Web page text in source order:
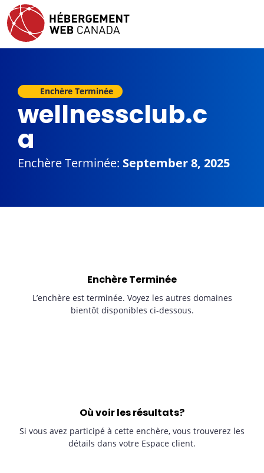
Enchère Terminée
wellnessclub.c
a
Enchère Terminée: September 8, 2025
Enchère Terminée
L’enchère est terminée. Voyez les autres domaines
bientôt disponibles ci-dessous.
Où voir les résultats?
Si vous avez participé à cette enchère, vous trouverez les
détails dans votre Espace client.